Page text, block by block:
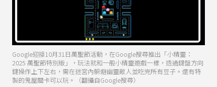
Google迎接10月31日萬聖節活動，在Google搜尋推出「小精靈：
2025 萬聖節特別版」，玩法就和一般小精靈遊戲一樣，透過鍵盤方向
鍵操作上下左右，需在迷宮內躲避幽靈敵人並吃完所有豆子。還有特
製的鬼屋關卡可以玩。（翻攝自Google搜尋）